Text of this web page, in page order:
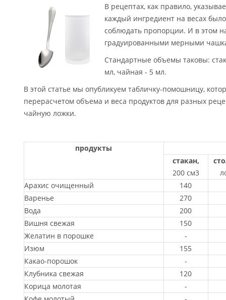
В рецептах, как правило,
каждый ингредиент на весах
соблюдать пропорции. И в этом
градуированными мерными
Стандартные объемы таковы:
мл, чайная - 5 мл.
В этой статье мы опубликуем табличку-помошницу,
перерасчетом объема и веса продуктов для разных
чайную ложки.
продукты
стакан,
200 см3
Арахис очищенный
140
Варенье
270
Вода
200
Вишня свежая
150
Желатин в порошке
-
Изюм
155
Какао-порошок
-
Клубника свежая
120
Корица молотая
-